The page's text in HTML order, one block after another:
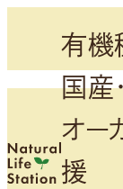
ン
コ
テ
ン
有機
国産
オー
援